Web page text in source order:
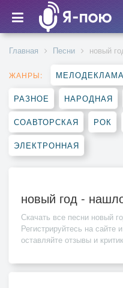
Главная Песни новый
ЖАНРЫ:
РАЗНОЕ НАРОДНАЯ
СОАВТОРСКАЯ РОК
ЭЛЕКТРОННАЯ
новый год -
Скачать все песни новый
Регистрируйтесь на
оставляйте отзывы и